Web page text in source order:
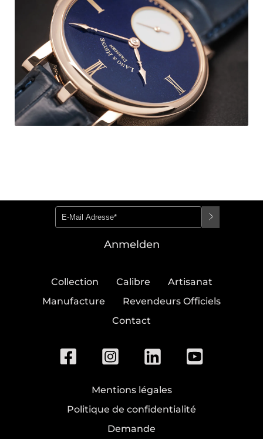
Anmelden
Collection Calibre
Artisanat
Manufacture
Revendeurs Officiels
Contact
Mentions légales
Politique de confidentialité
Demande